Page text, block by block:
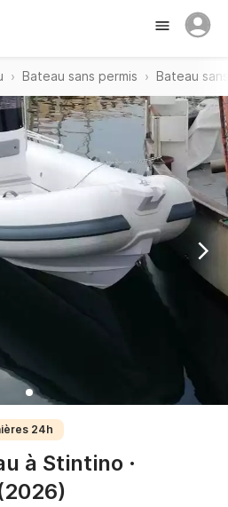
Bateau sans permis Bateau
24h
à Stintino ·